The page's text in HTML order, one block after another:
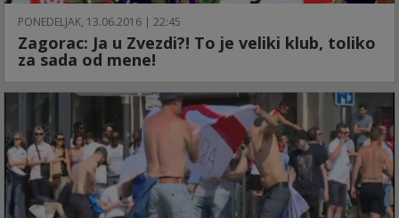
PONEDELJAK, 13.06.2016 | 22:45
Zagorac: Ja u Zvezdi?! To je veliki klub, toliko
za sada od mene!